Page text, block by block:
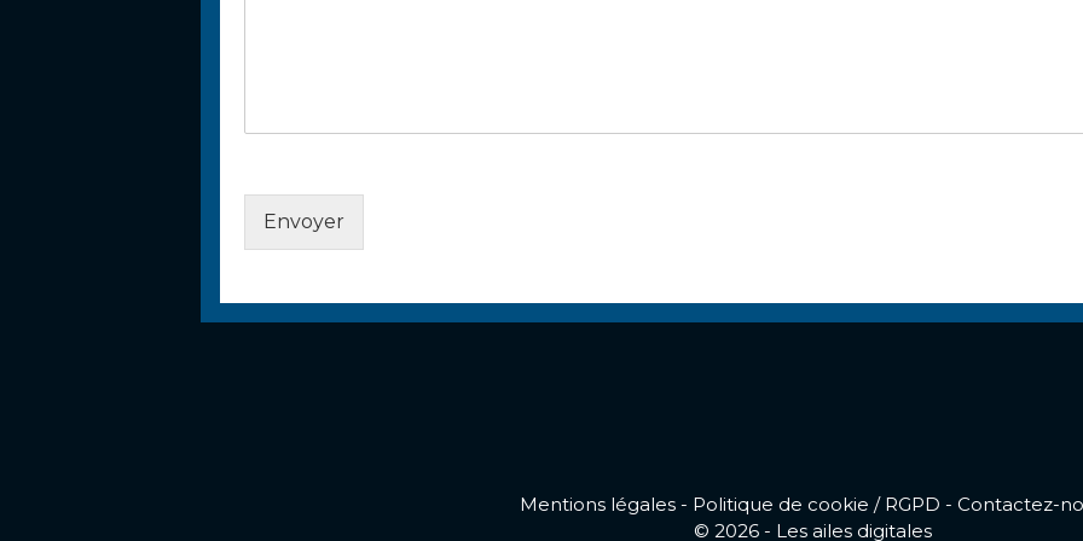
Envoyer
Mentions légales - Politique de cookie / RGPD - Contactez-
© 2026 - Les ailes digitales